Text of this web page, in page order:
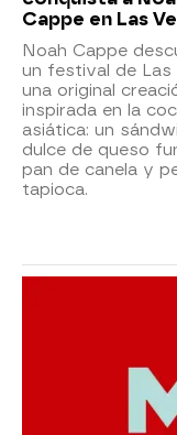
Cappe en Las
Noah Cappe
un festival de Las
una original
inspirada en la
asiática: un
dulce de queso
pan de canela y
tapioca.